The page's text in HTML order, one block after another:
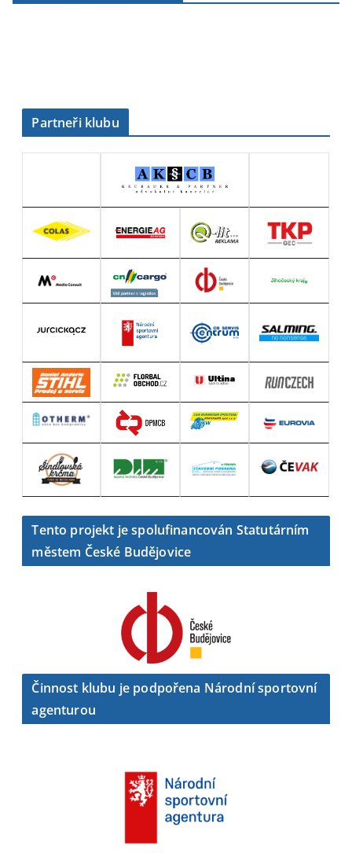
Partneři klubu
Tento projekt je spolufinancován Statutárním
městem České Budějovice
Činnost klubu je podpořena Národní sportovní
agenturou